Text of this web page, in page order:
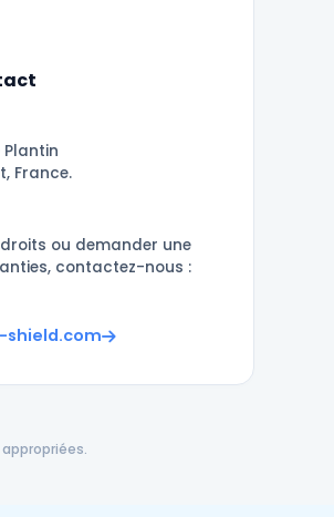
Plantin
France.
ou demander une
contactez-nous :
shield.com